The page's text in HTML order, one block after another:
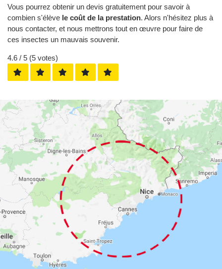
Vous pourrez obtenir un devis gratuitement pour savoir à
combien s'élève le coût de la prestation. Alors n'hésitez plus à
nous contacter, et nous mettrons tout en œuvre pour faire de
ces insectes un mauvais souvenir.
4.6 / 5 (5 votes)